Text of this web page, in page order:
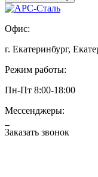
Офис:
г. Екатеринбург,
Режим работы:
Пн-Пт 8:00-18:00
Мессенджеры:
Заказать звонок